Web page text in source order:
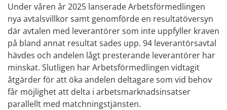
Under våren år 2025 lanserade Arbetsförmedlingen
nya avtalsvillkor samt genomförde en resultatöversyn
där avtalen med leverantörer som inte uppfyller kraven
på bland annat resultat sades upp. 94 leverantörsavtal
hävdes och andelen lågt presterande leverantörer har
minskat. Slutligen har Arbetsförmedlingen vidtagit
åtgärder för att öka andelen deltagare som vid behov
får möjlighet att delta i arbetsmarknadsinsatser
parallellt med matchningstjänsten.